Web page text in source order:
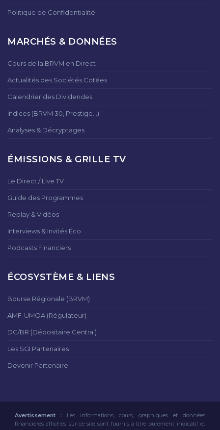
Politique de Confidentialité
MARCHÉS & DONNÉES
Cours de la BRVM en Direct
Actualités des Sociétés Cotées
Calendrier des Dividendes
Indices (BRVM 30, Prestige...)
Analyses & Décryptages
ÉMISSIONS & GRILLE TV
Le Direct / Live TV
Guide des Programmes
Replay & Vidéos
Interviews & Invités Éco
Podcasts Financiers
ÉCOSYSTÈME & LIENS
Bourse Régionale (BRVM)
AMF-UMOA (Régulateur)
DC/BR (Dépositaire Central)
Les SGI Partenaires
Devenir Partenaire
Avertissement : Les informations, cours, graphiques et données
financières affichés sur ce site sont fournis à titre purement indicatif et